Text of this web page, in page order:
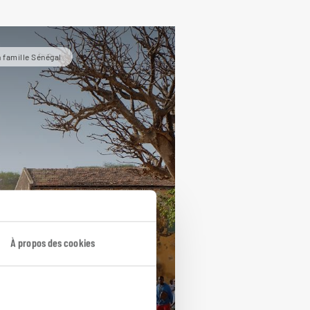
À propos des cookies
famille Sénégal
à la case